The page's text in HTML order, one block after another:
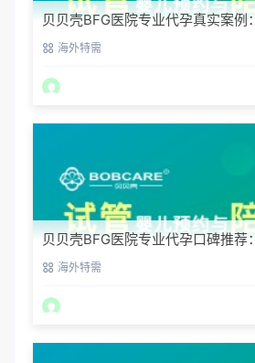
贝贝壳BFG医院专业代孕真实案例
里圆梦的
海外特需
贝贝壳BFG医院专业代孕口碑推荐
实评价
海外特需